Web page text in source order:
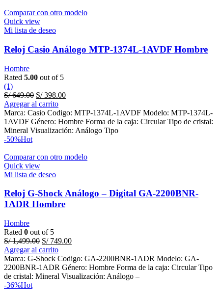
Comparar con otro modelo
Quick view
Mi lista de deseo
Reloj Casio Análogo MTP-1374L-1AVDF Hombre
Hombre
Rated 5.00 out of 5
(1)
S/649.00 Original
price
was:
S/ 649.00.
S/398.00Current
is:
S/ 398.00.
Agregar al carrito
Marca: Casio Codigo: MTP-1374L-1AVDF Modelo: MTP-1374L-
1AVDF Género: Hombre Forma de la caja: Circular Tipo de cristal:
Mineral Visualización: Análogo Tipo
-50%Hot
Comparar con otro modelo
Quick view
Mi lista de deseo
Reloj G-Shock Análogo – Digital GA-2200BNR-
1ADR Hombre
Hombre
Rated 0 out of 5
S/1,499.00 Original
price
was:
S/ 1,499.00.
S/749.00Current
is:
S/ 749.00.
Agregar al carrito
Marca: G-Shock Codigo: GA-2200BNR-1ADR Modelo: GA-
2200BNR-1ADR Género: Hombre Forma de la caja: Circular Tipo
de cristal: Mineral Visualización: Análogo –
-36%Hot